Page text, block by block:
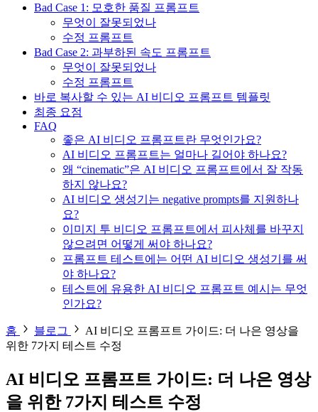
Bad Case 1: 모호한 품질 프롬프트
무엇이 잘못되었나
수정 프롬프트
Bad Case 2: 과부하된 속도 프롬프트
무엇이 잘못되었나
수정 프롬프트
바로 복사할 수 있는 AI 비디오 프롬프트 템플릿
최종 요점
FAQ
좋은 AI 비디오 프롬프트란 무엇인가요?
AI 비디오 프롬프트는 얼마나 길어야 하나요?
왜 “cinematic”은 AI 비디오 프롬프트에서 잘 작동
하지 않나요?
AI 비디오 생성기는 negative prompts를 지원하나
요?
이미지 투 비디오 프롬프트에서 피사체를 바꾸지
않으려면 어떻게 써야 하나요?
프롬프트 테스트에는 어떤 AI 비디오 생성기를 써
야 하나요?
테스트에 유용한 AI 비디오 프롬프트 예시는 무엇
인가요?
홈 블로그
AI 비디오 프롬프트 가이드: 더 나은 영상을
위한 7가지 테스트 수정
AI 비디오 프롬프트 가이드: 더 나은 영상
을 위한 7가지 테스트 수정